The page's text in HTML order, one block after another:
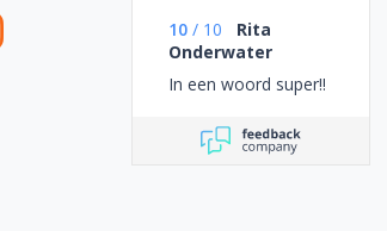
10 / 10
Rita
Onderwater
In een woord super!!